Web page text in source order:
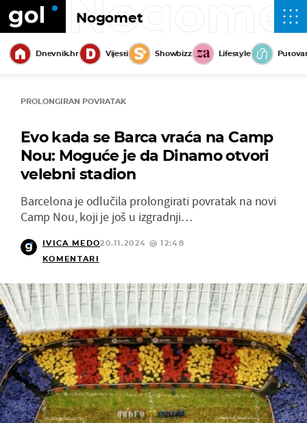
Nogomet
Dnevnik.hr Vijesti Showbizz Lifestyle
PROLONGIRAN POVRATAK
Evo kada se Barca vraća na Camp
Nou: Moguće je da Dinamo otvori
velebni stadion
Barcelona je odlučila prolongirati povratak na novi
Camp Nou, koji je još u izgradnji…
IVICA MEDO20.11.2024 @ 12:48
KOMENTARI